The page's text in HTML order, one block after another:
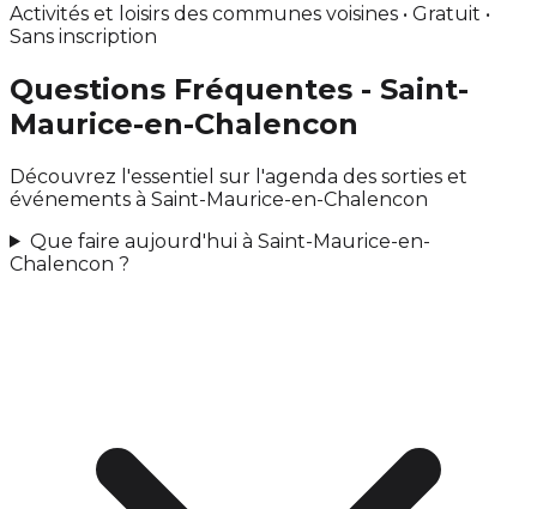
Activités et loisirs des communes voisines • Gratuit •
Sans inscription
Questions Fréquentes - Saint-
Maurice-en-Chalencon
Découvrez l'essentiel sur l'agenda des sorties et
événements à Saint-Maurice-en-Chalencon
Que faire aujourd'hui à Saint-Maurice-en-
Chalencon ?